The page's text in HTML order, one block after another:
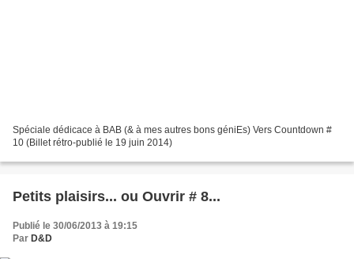
Spéciale dédicace à BAB (& à mes autres bons géniEs) Vers Countdown #
10 (Billet rétro-publié le 19 juin 2014)
Petits plaisirs... ou Ouvrir # 8...
Publié le 30/06/2013 à 19:15
Par D&D